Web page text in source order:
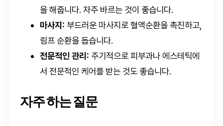
을 해줍니다. 자주 바르는 것이 좋습니다.
마사지: 부드러운 마사지로 혈액순환을 촉진하고,
림프 순환을 돕습니다.
전문적인 관리: 주기적으로 피부과나 에스테틱에
서 전문적인 케어를 받는 것도 좋습니다.
자주 하는 질문